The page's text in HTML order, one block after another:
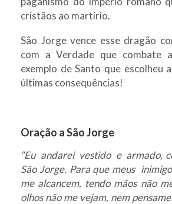
cristãos ao martírio.
São Jorge vence esse dragão
com a Verdade que combate
exemplo de Santo que escolheu
últimas consequências!
Oração a São Jorge
“Eu andarei vestido e armado,
São Jorge. Para que meus
me alcancem, tendo mãos não
olhos não me vejam, nem